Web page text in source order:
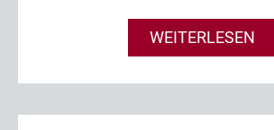
WEITERLESEN